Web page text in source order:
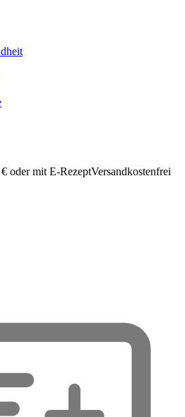
oder mit E-RezeptVersandkostenfrei